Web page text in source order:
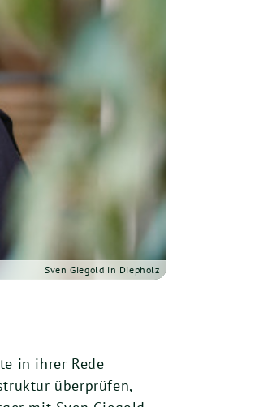
Sven Giegold in Diepholz
in ihrer Rede
überprüfen,